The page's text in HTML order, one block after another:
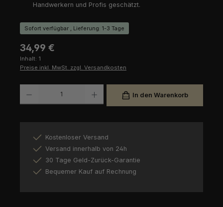
Handwerkern und Profis geschätzt.
Sofort verfügbar , Lieferung: 1-3 Tage
Regulärer Preis:
34,99 €
Inhalt: 1
Preise inkl. MwSt. zzgl. Versandkosten
In den Warenkorb
Kostenloser Versand
Versand innerhalb von 24h
30 Tage Geld-Zurück-Garantie
Bequemer Kauf auf Rechnung